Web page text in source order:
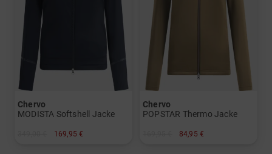
Chervo
MODISTA Softshell Jacke
169,95 €
Chervo
POPSTAR Thermo Jacke
84,95 €